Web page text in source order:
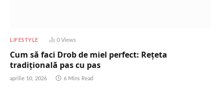
LIFESTYLE 0 Views
Cum să faci Drob de miel perfect: Rețeta
tradițională pas cu pas
aprilie 10, 2026 6 Mins Read